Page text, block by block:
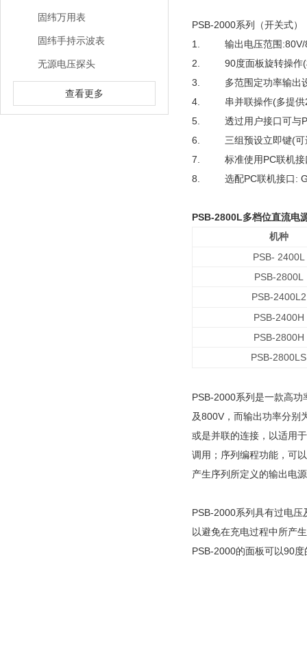
固纬万用表
固纬手持示波表
无源电压探头
查看更多
PSB-2000系列（开关式）
1. 输出电压范围:80V/
2. 90度面板旋转操作(
3. 多范围定功率输出
4. 串并联操作(多提供2
5. 透过用户接口可与
6. 三组预设立即键(可
7. 标准使用PC联机接口
8. 选配PC联机接口:
PSB-2800L多档位直流电
机种
PSB- 2400L
PSB-2800L
PSB-2400L2
PSB-2400H
PSB-2800H
PSB-2800LS
PSB-2000系列是一款高
及800V，而输出功率分别
或是并联的连接，以适用
调用；序列编程功能，可
产生序列所定义的输出电
PSB-2000系列具有过电
以避免在充电过程中所产
PSB-2000的面板可以90